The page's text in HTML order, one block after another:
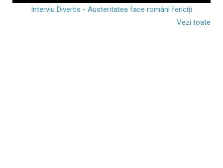
Interviu Divertis - Austeritatea face români fericiți
Vezi toate